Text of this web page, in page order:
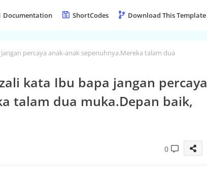
Documentation ShortCodes Download This Template
percaya anak-anak sepenuhnya.Mereka talam dua
kata Ibu bapa jangan percaya
talam dua muka.Depan baik,
0